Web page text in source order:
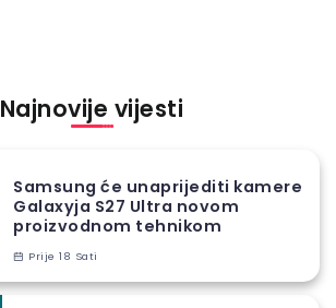
Najnovije vijesti
Samsung će unaprijediti kamere
Galaxyja S27 Ultra novom
proizvodnom tehnikom
Prije 18 Sati